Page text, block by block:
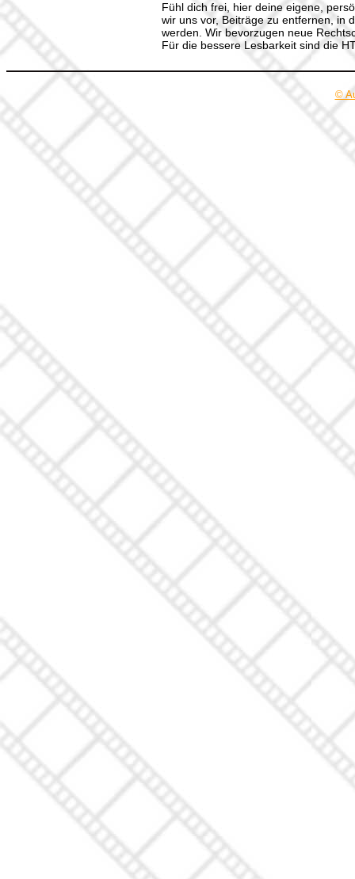
Fühl dich frei, hier deine eigene,
wir uns vor, Beiträge zu entfernen, in
werden. Wir bevorzugen neue
Für die bessere Lesbarkeit sind die
©